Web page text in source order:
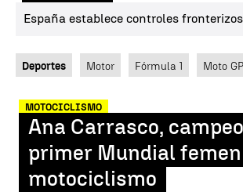
España establece controles
Deportes Motor Fórmula 1 Moto GP
MOTOCICLISMO
Ana Carrasco,
primer Mundial
motociclismo